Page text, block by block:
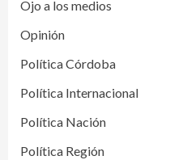
Ojo a los medios
Opinión
Política Córdoba
Política Internacional
Política Nación
Política Región